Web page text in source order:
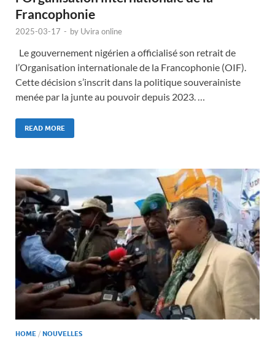
Francophonie
2025-03-17 - by Uvira online
Le gouvernement nigérien a officialisé son retrait de
l’Organisation internationale de la Francophonie (OIF).
Cette décision s’inscrit dans la politique souverainiste
menée par la junte au pouvoir depuis 2023. …
READ MORE
HOME / NOUVELLES